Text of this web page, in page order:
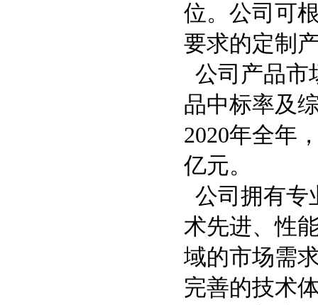
位。公司可
要求的定制
公司产品市
品中标率及
2020年全年
亿元。
公司拥有专
术先进、性
域的市场需
完善的技术